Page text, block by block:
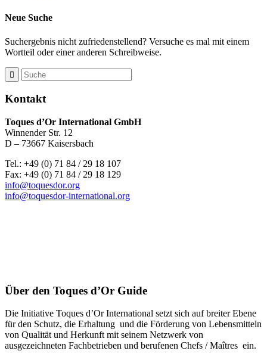
Neue Suche
Suchergebnis nicht zufriedenstellend? Versuche es mal mit einem
Wortteil oder einer anderen Schreibweise.
Kontakt
Toques d’Or International GmbH
Winnender Str. 12
D – 73667 Kaisersbach
Tel.: +49 (0) 71 84 / 29 18 107
Fax: +49 (0) 71 84 / 29 18 129
info@toquesdor.org
info@toquesdor-international.org
Über den Toques d’Or Guide
Die Initiative Toques d’Or International setzt sich auf breiter Ebene
für den Schutz, die Erhaltung und die Förderung von Lebensmitteln
von Qualität und Herkunft mit seinem Netzwerk von
ausgezeichneten Fachbetrieben und berufenen Chefs / Maîtres ein.